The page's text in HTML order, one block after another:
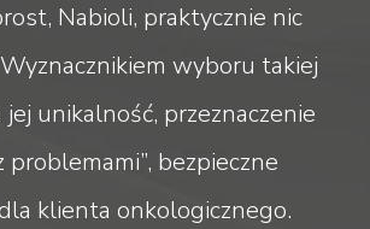
Nabioli, praktycznie nic
wyboru takiej
jej unikalność, przeznaczenie
problemami”, bezpieczne
klienta onkologicznego.